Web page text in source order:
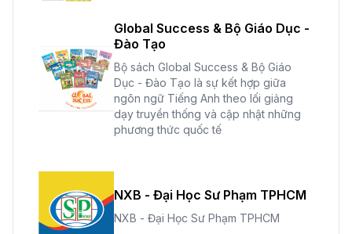
Global Success & Bộ Giáo Dục -
Đào Tạo
Bộ sách Global Success & Bộ Giáo
Dục - Đào Tạo là sự kết hợp giữa
ngôn ngữ Tiếng Anh theo lối giảng
dạy truyền thống và cập nhật những
phương thức quốc tế
NXB - Đại Học Sư Phạm TPHCM
NXB - Đại Học Sư Phạm TPHCM